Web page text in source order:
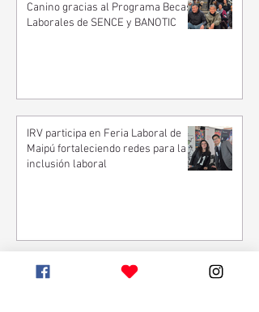
Canino gracias al Programa Becas
Laborales de SENCE y BANOTIC
IRV participa en Feria Laboral de
Maipú fortaleciendo redes para la
inclusión laboral
IRV participa en Feria de Empleo y